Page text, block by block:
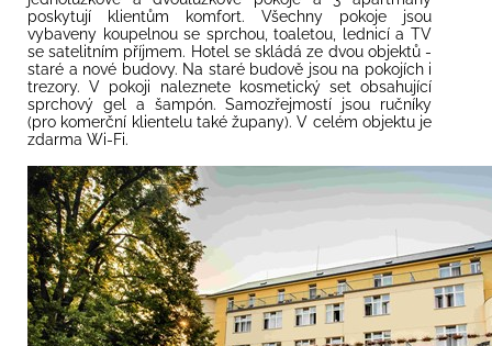
poskytují klientům komfort. Všechny pokoje jsou
vybaveny koupelnou se sprchou, toaletou, lednicí a TV
se satelitním příjmem. Hotel se skládá ze dvou objektů -
staré a nové budovy. Na staré budově jsou na pokojích i
trezory. V pokoji naleznete kosmetický set obsahující
sprchový gel a šampón. Samozřejmostí jsou ručníky
(pro komerční klientelu také župany). V celém objektu je
zdarma Wi-Fi.